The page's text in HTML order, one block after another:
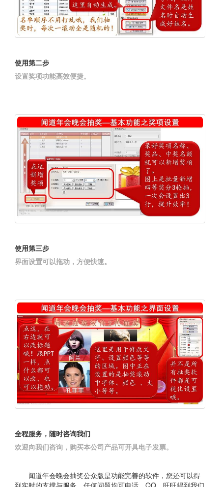
使用第二步
设置奖项功能高效便捷。
使用第三步
界面设置可以拖动，方便快速。
全程服务，随时咨询我们
欢迎向我们咨询，购买本公司产品可开具电子发票。
闻道年会晚会抽奖公众版是功能完善的软件，您还可以得